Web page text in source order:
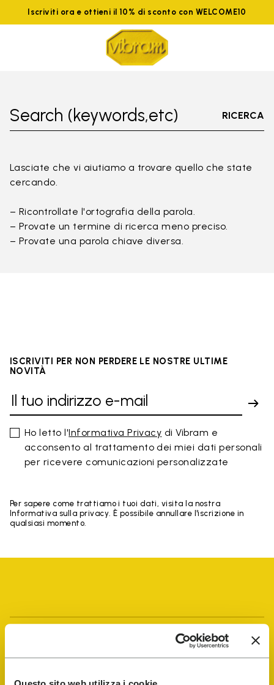
Iscriviti ora e ottieni il 10% di sconto con WELCOME10
Search (keywords,etc) RICERCA
Lasciate che vi aiutiamo a trovare quello che state
cercando.
– Ricontrollate l'ortografia della parola.
– Provate un termine di ricerca meno preciso.
– Provate una parola chiave diversa.
ISCRIVITI PER NON PERDERE LE NOSTRE ULTIME
NOVITÀ
Ho letto l'Informativa Privacy di Vibram e
acconsento al trattamento dei miei dati personali
per ricevere comunicazioni personalizzate
Per sapere come trattiamo i tuoi dati, visita la nostra
Informativa sulla privacy. È possibile annullare l'iscrizione in
qualsiasi momento.